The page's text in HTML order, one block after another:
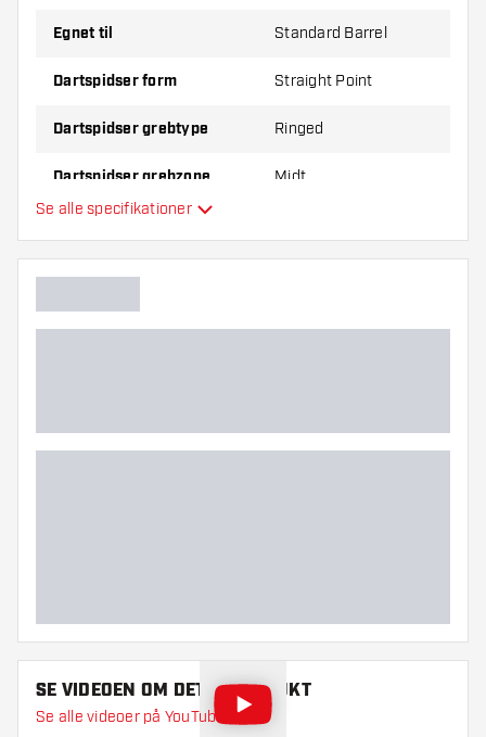
Egnet til Standard Barrel
Dartspidser form Straight Point
Dartspidser grebtype Ringed
Dartspidser grebzone Midt
Hovedfarve
Se alle specifikationer
SE VIDEOEN OM DETTE PRODUKT
Se alle videoer på YouTube